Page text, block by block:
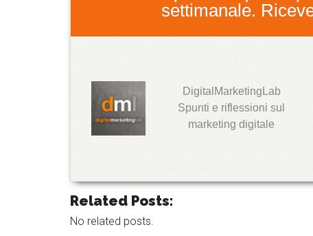
settimanale.
T
w
it
t
G
o
l
DigitalMarketingLab
Spunti e riflessioni sul
marketing digitale
Related Posts:
No related posts.